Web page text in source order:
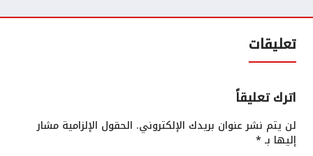
تعليقات
اترك تعليقاً
لن يتم نشر عنوان بريدك الإلكتروني. الحقول الإلزامية مشار
إليها بـ*